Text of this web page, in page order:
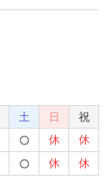
土 日
祝
休
休
休 休